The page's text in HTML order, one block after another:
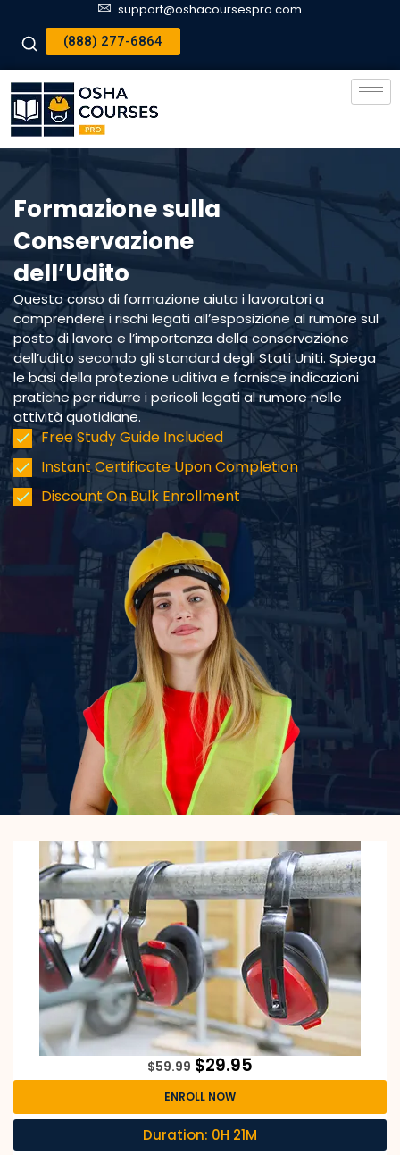
support@oshacoursespro.com
(888) 277-6864
Formazione sulla
Conservazione
dell’Udito
Questo corso di formazione aiuta i lavoratori a
comprendere i rischi legati all’esposizione al rumore sul
posto di lavoro e l’importanza della conservazione
dell’udito secondo gli standard degli Stati Uniti. Spiega
le basi della protezione uditiva e fornisce indicazioni
pratiche per ridurre i pericoli legati al rumore nelle
attività quotidiane.
Free Study Guide Included
Instant Certificate Upon Completion
Discount On Bulk Enrollment
$59.99 $29.95
ENROLL NOW
Duration: 0H 21M